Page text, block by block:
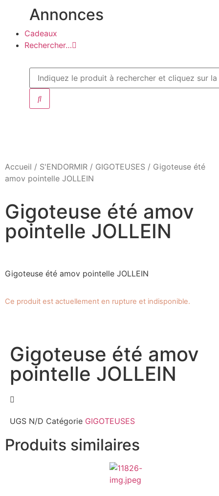
Annonces
Cadeaux
Rechercher…
Accueil / S'ENDORMIR / GIGOTEUSES / Gigoteuse été
amov pointelle JOLLEIN
Gigoteuse été amov
pointelle JOLLEIN
Gigoteuse été amov pointelle JOLLEIN
Ce produit est actuellement en rupture et indisponible.
Gigoteuse été amov
pointelle JOLLEIN
UGS N/D Catégorie GIGOTEUSES
Produits similaires